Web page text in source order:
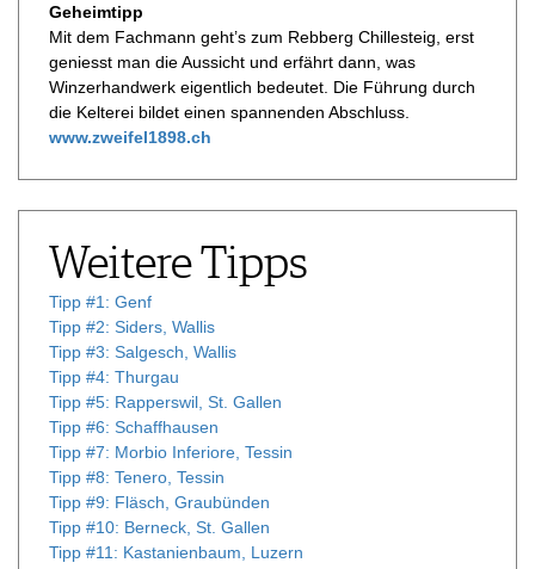
Geheimtipp
Mit dem Fachmann geht’s zum Rebberg Chillesteig, erst
geniesst man die Aussicht und erfährt dann, was
Winzerhandwerk eigentlich bedeutet. Die Führung durch
die Kelterei bildet einen spannenden Abschluss.
www.zweifel1898.ch
Weitere Tipps
Tipp #1: Genf
Tipp #2: Siders, Wallis
Tipp #3: Salgesch, Wallis
Tipp #4: Thurgau
Tipp #5: Rapperswil, St. Gallen
Tipp #6: Schaffhausen
Tipp #7: Morbio Inferiore, Tessin
Tipp #8: Tenero, Tessin
Tipp #9: Fläsch, Graubünden
Tipp #10: Berneck, St. Gallen
Tipp #11: Kastanienbaum, Luzern